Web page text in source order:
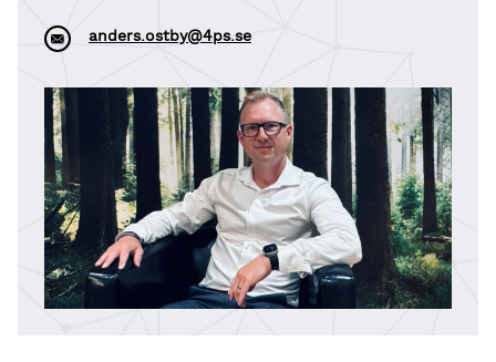
anders.ostby@4ps.se